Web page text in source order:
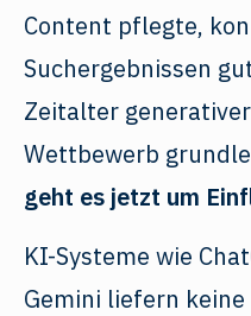
Content pflegte,
Suchergebnissen
Zeitalter
Wettbewerb
geht es jetzt um
KI-Systeme wie
Gemini liefern